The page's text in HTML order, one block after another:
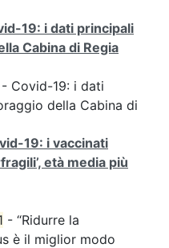
19: i dati principali
Cabina di Regia
- Covid-19: i dati
della Cabina di
19: i vaccinati
età media più
- “Ridurre la
è il miglior modo